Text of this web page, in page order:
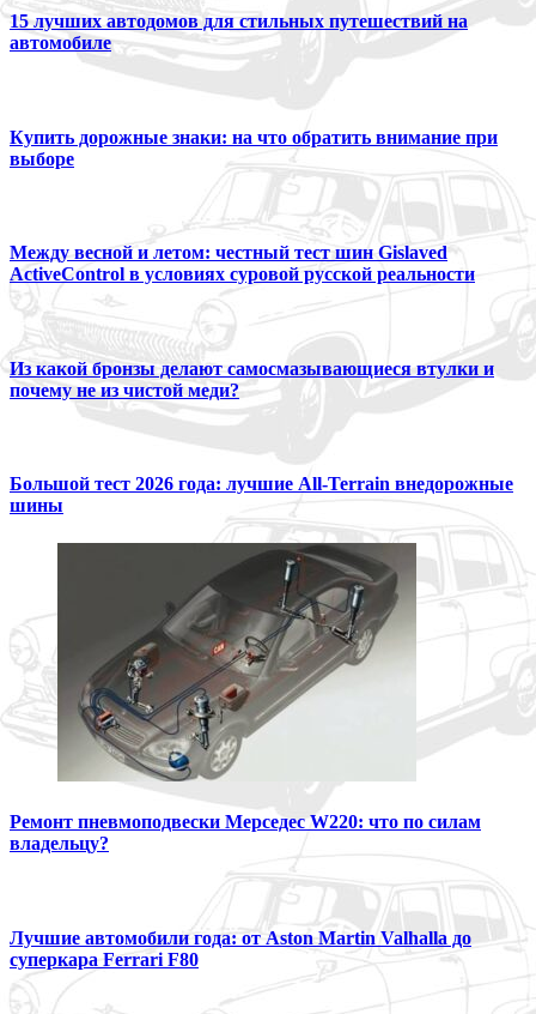
15 лучших автодомов для стильных путешествий на
автомобиле
Купить дорожные знаки: на что обратить внимание при
выборе
Между весной и летом: честный тест шин Gislaved
ActiveControl в условиях суровой русской реальности
Из какой бронзы делают самосмазывающиеся втулки и
почему не из чистой меди?
Большой тест 2026 года: лучшие All-Terrain внедорожные
шины
Ремонт пневмоподвески Мерседес W220: что по силам
владельцу?
Лучшие автомобили года: от Aston Martin Valhalla до
суперкара Ferrari F80